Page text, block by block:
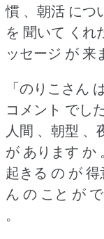
慣 、朝活 につ
を 聞いて くれ
ッセージ が 来
「のりこさん
コメント でした
人間 、朝型 、
が あります か 。
起きる の が
ん の こと が で
。